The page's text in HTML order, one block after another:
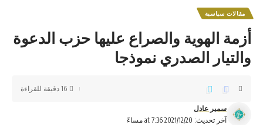
مقالات سياسية
أزمة الهوية والصراع عليها حزب الدعوة
والتيار الصدري نموذجا
آخر تحديث: 2021/12/20 at 7:36 مساءً
سمير عادل
16 دقيقة للقراءة